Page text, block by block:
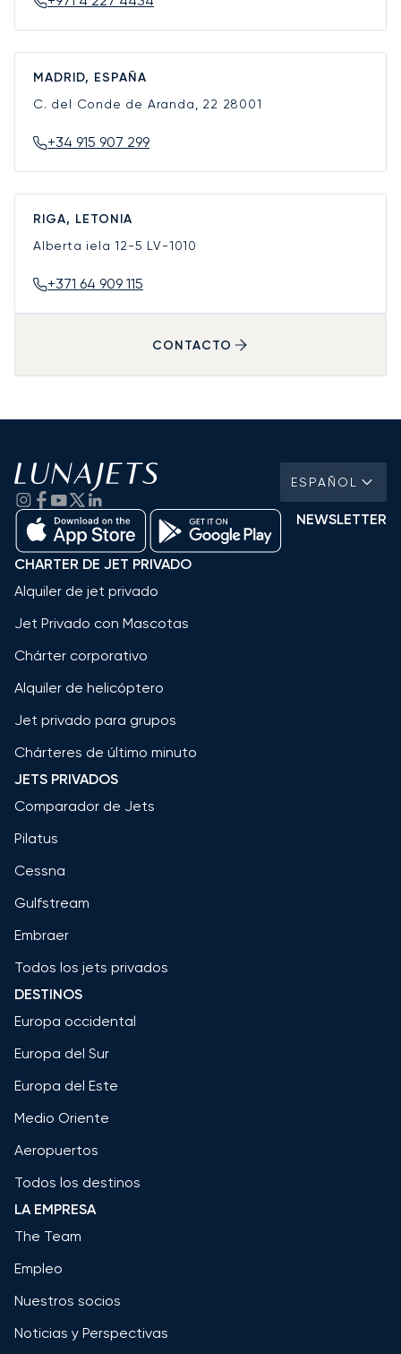
MADRID, ESPAÑA
C. del Conde de Aranda, 22 28001
+34 915 907 299
RIGA, LETONIA
Alberta iela 12-5 LV-1010
+371 64 909 115
CONTACTO
ESPAÑOL
NEWSLETTER
CHARTER DE JET PRIVADO
Alquiler de jet privado
Jet Privado con Mascotas
Chárter corporativo
Alquiler de helicóptero
Jet privado para grupos
Chárteres de último minuto
JETS PRIVADOS
Comparador de Jets
Pilatus
Cessna
Gulfstream
Embraer
Todos los jets privados
DESTINOS
Europa occidental
Europa del Sur
Europa del Este
Medio Oriente
Aeropuertos
Todos los destinos
LA EMPRESA
The Team
Empleo
Nuestros socios
Noticias y Perspectivas